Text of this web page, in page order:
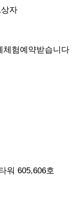
자
체험예약받습니다
워 605,606호